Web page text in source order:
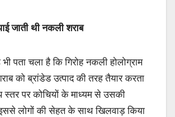
जाती थी नकली शराब
पता चला है कि गिरोह नकली होलोग्राम
को ब्रांडेड उत्पाद की तरह तैयार करता
स्तर पर कोचियों के माध्यम से उसकी
लोगों की सेहत के साथ खिलवाड़ किया